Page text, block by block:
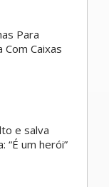
Para
Com Caixas
e salva
“É um herói”